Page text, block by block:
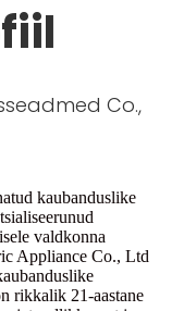
Co.,
kaubanduslike
valdkonna
Appliance Co., Ltd
rikkalik 21-aastane